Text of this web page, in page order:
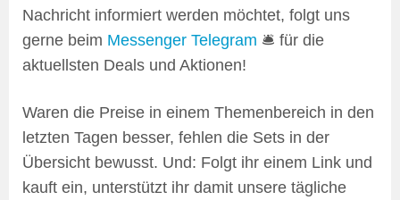
Nachricht informiert werden möchtet, folgt uns
gerne beim Messenger Telegram 🛎️ für die
aktuellsten Deals und Aktionen!
Waren die Preise in einem Themenbereich in den
letzten Tagen besser, fehlen die Sets in der
Übersicht bewusst. Und: Folgt ihr einem Link und
kauft ein, unterstützt ihr damit unsere tägliche